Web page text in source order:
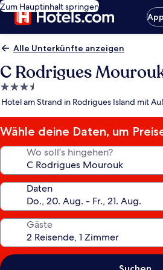
Zum Hauptinhalt springen
Alle Unterkünfte anzeigen
C Rodrigues
3.5-
Sterne-
Hotel am Strand in Rodrigues Island mit
Wähle deine Daten, um
Wo soll’s hingehen?
Daten
Gäste